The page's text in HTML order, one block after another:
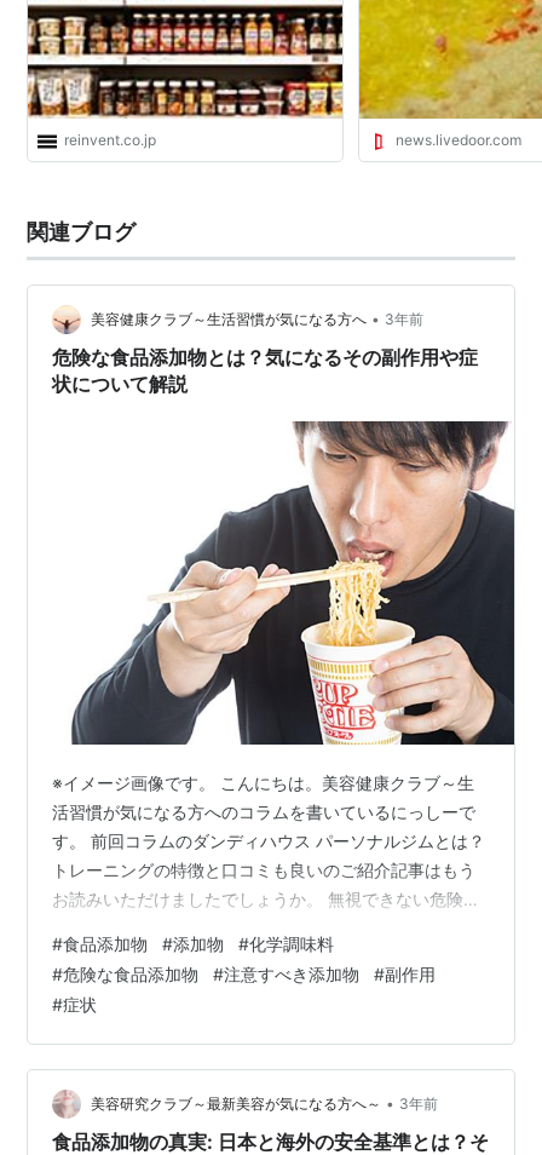
reinvent.co.jp news.livedoor.com
関連ブログ
美容健康クラブ～生活習慣が気になる方へ • 3年前
危険な食品添加物とは？気になるその副作用や症
状について解説
※イメージ画像です。 こんにちは。美容健康クラブ～生
活習慣が気になる方へのコラムを書いているにっしーで
す。 前回コラムのダンディハウス パーソナルジムとは？
トレーニングの特徴と口コミも良いのご紹介記事はもう
お読みいただけましたでしょうか。 無視できない危険な
ス脂肪 亜硝酸塩 と 硝酸塩 気になる無添加の表示って本
当のところどうなの？ 最後に 今回のコラムでは、最近注
目されてきている、化学調味料など、危険な食品添加物
に、フォーカスして、解説していきましょう。 無視でき
ない危険な食品添加物とは？ 食品添加物に対する懸念
は、長い間議論の的であり…
#食品添加物 #添加物 #化学調味料
#危険な食品添加物 #注意すべき添加物 #副作用
#症状
美容研究クラブ～最新美容が気になる方へ～ • 3年前
食品添加物の真実: 日本と海外の安全基準とは？そ